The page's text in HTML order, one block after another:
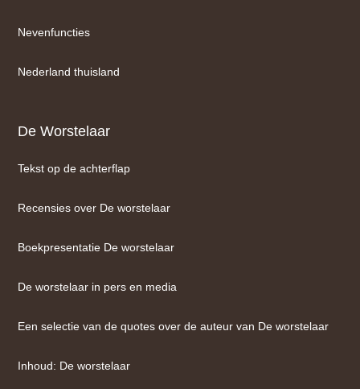
Nevenfuncties
Nederland thuisland
De Worstelaar
Tekst op de achterflap
Recensies over De worstelaar
Boekpresentatie De worstelaar
De worstelaar in pers en media
Een selectie van de quotes over de auteur van De worstelaar
Inhoud: De worstelaar